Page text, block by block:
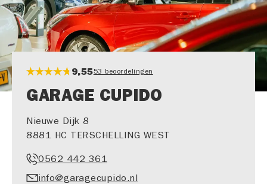
9,5553 beoordelingen
GARAGE CUPIDO
Nieuwe Dijk 8
8881 HC TERSCHELLING WEST
0562 442 361
info@garagecupido.nl